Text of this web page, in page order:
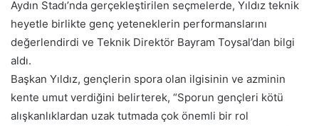
Aydın Stadı’nda gerçekleştirilen seçmelerde, Yıldız teknik
heyetle birlikte genç yeteneklerin performanslarını
değerlendirdi ve Teknik Direktör Bayram Toysal’dan bilgi
aldı.
Başkan Yıldız, gençlerin spora olan ilgisinin ve azminin
kente umut verdiğini belirterek, “Sporun gençleri kötü
alışkanlıklardan uzak tutmada çok önemli bir rol